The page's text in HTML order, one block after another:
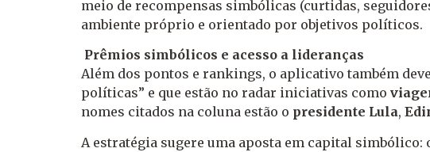
meio de recompensas simbólicas (curtidas,
ambiente próprio e orientado por objetivos políticos.
Prêmios simbólicos e acesso a lideranças
Além dos pontos e rankings, o aplicativo também
políticas” e que estão no radar iniciativas como
nomes citados na coluna estão o presidente Lula,
A estratégia sugere uma aposta em capital